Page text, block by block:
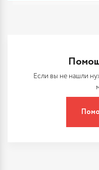
Если вы не нашли